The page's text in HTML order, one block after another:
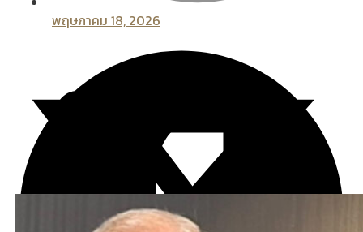
พฤษภาคม 18, 2026